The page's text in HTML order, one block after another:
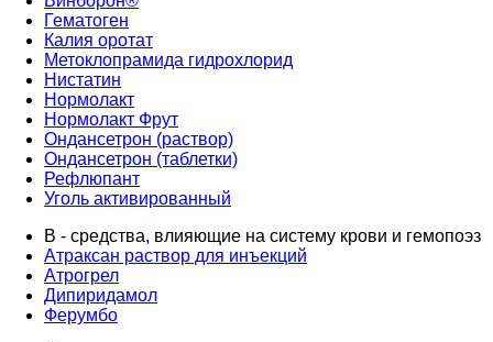
Гематоген
Калия оротат
Метоклопрамида гидрохлорид
Нистатин
Нормолакт
Нормолакт Фрут
Ондансетрон (раствор)
Ондансетрон (таблетки)
Рефлюпант
Уголь активированный
B - средства, влияющие на систему крови и гемопоэз
Атраксан раствор для инъекций
Атрогрел
Дипиридамол
Ферумбо